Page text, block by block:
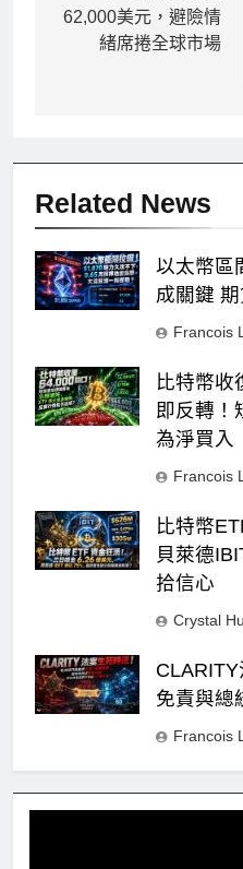
導
62,000美元，避險情
緒席捲全球市場
Related News
以太幣區
成關鍵
Francois
比特幣收
即反轉！
為淨買入
Francois
比特幣
貝萊德
拾信心
Crystal
免責與總
Francois